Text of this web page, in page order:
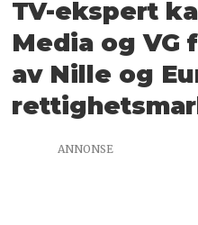
TV-ekspert
Media og VG
av Nille og
ANNONSE